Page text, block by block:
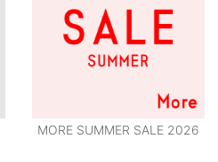
MORE SUMMER SALE 2026